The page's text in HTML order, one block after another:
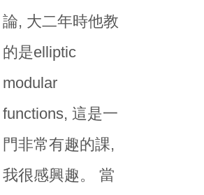
論, 大二年時他教
的是elliptic
modular
functions, 這是一
門非常有趣的課,
我很感興趣。 當